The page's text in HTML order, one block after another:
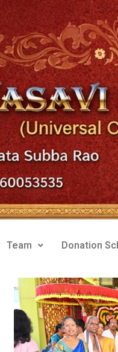
Team Donation